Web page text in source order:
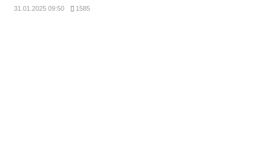
31.01.2025 09:50 1585